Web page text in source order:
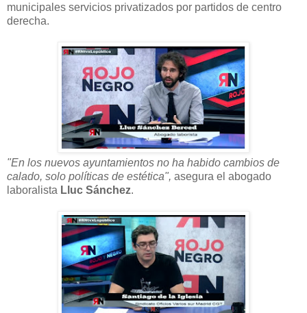
municipales servicios privatizados por partidos de centro
derecha.
"En los nuevos ayuntamientos no ha habido cambios de
calado, solo políticas de estética", asegura el abogado
laboralista Lluc Sánchez.